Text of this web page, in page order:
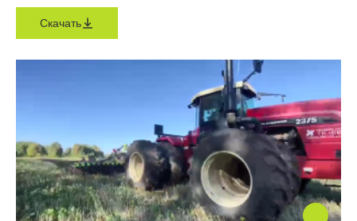
Скачать